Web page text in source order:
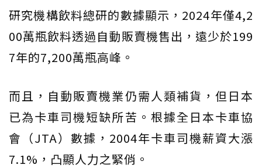
研究機構飲料總研的數據顯示，2024年僅4,2
00萬瓶飲料透過自動販賣機售出，遠少於199
7年的7,200萬瓶高峰。
而且，自動販賣機業仍需人類補貨，但日本
已為卡車司機短缺所苦。根據全日本卡車協
會（JTA）數據，2004年卡車司機薪資大漲
7.1%，凸顯人力之緊俏。